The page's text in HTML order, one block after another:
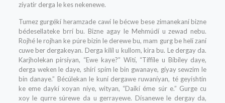
zíyatir derga le kes nekenewe.
Tumez gurgékí heramzade cawí le bécwe bese zimanekaní bizne
bédesellateke brrí bu. Bizne agay le Mehmúdí u zewad nebu.
Rojhé le rojhan ke púre bizin le derewe bu, mam gurg be helí zaní
cuwe ber dergakeyan. Derga kilíl u kullom, kira bu. Le dergay da.
Karjholekan pirsíyan, “Ewe kaye?” Wití, “Tíffíle u Bíbíley daye,
derga weken le daye, shírí spím le bin gwanaye, gíyay sewzim le
bin danaye.” Bécúlekan le kuní dergawe ruwaníyan, té geyíshtin
ke eme daykí xoyan níye, wityan, “Daíkí éme súr e.” Gurge cu
xoy le qurre súrewe da u gerrayewe. Dísanewe le dergay da,